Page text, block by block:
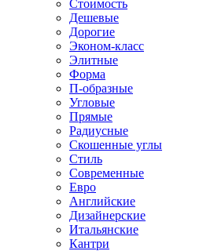
Стоимость
Дешевые
Дорогие
Эконом-класс
Элитные
Форма
П-образные
Угловые
Прямые
Радиусные
Скошенные углы
Стиль
Современные
Евро
Английские
Дизайнерские
Итальянские
Кантри